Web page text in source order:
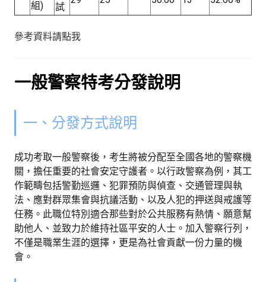
組)
試
參考資料請點我
一般警察特考分發說明
一、分發方式說明
成功考取一般警察後，考生將被分配至全國各地的警察機
關，擔任重要的社會安定守護者。以行政警察為例，其工
作範疇包括警勤巡邏、犯罪預防與偵查、交通管理與執
法、應對群眾集會與抗議活動、以及人犯的押送與戒護等
任務。此職位特別適合那些對於公共服務有熱情、願意幫
助他人、並致力於維持社區平安的人士。加入警察行列，
不僅是職業生涯的選擇，更是為社會貢獻一份力量的機
會。